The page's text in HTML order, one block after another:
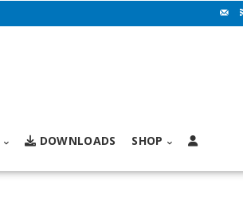
DOWNLOADS SHOP